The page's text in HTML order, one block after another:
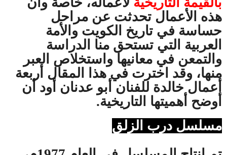
هذه الأعمال تحدثت عن مراحل
حساسة في تاريخ الكويت والأمة
العربية التي تستحق منا الدراسة
والتمعن في معانيها واستخلاص العبر
منها، وقد اخترت في هذا المقال أربعة
أعمال خالدة للفنان أبو عدنان أود أن
أوضح أهميتها التاريخية.
مسلسل درب الزلق